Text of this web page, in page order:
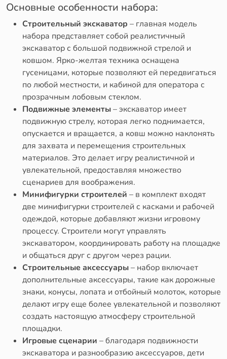
Основные особенности набора:
Строительный экскаватор – главная модель
набора представляет собой реалистичный
экскаватор с большой подвижной стрелой и
ковшом. Ярко-желтая техника оснащена
гусеницами, которые позволяют ей передвигаться
по любой местности, и кабиной для оператора с
прозрачным лобовым стеклом.
Подвижные элементы– экскаватор имеет
подвижную стрелу, которая легко поднимается,
опускается и вращается, а ковш можно наклонять
для захвата и перемещения строительных
материалов. Это делает игру реалистичной и
увлекательной, предоставляя множество
сценариев для воображения.
Минифигурки строителей – в комплект входят
две минифигурки строителей с касками и рабочей
одеждой, которые добавляют жизни игровому
процессу. Строители могут управлять
экскаватором, координировать работу на площадке
и общаться друг с другом через рации.
Строительные аксессуары– набор включает
дополнительные аксессуары, такие как дорожные
знаки, конусы, лопата и отбойный молоток, которые
делают игру еще более увлекательной и позволяют
создать настоящую атмосферу строительной
площадки.
Игровые сценарии – благодаря подвижности
экскаватора и разнообразию аксессуаров, дети